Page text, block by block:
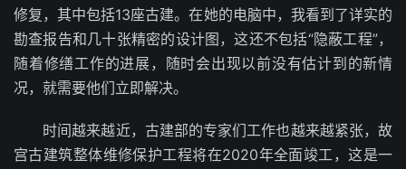
修复，其中包括13座古建。在她的电脑中，我看到了详实的
勘查报告和几十张精密的设计图，这还不包括“隐蔽工程”，
随着修缮工作的进展，随时会出现以前没有估计到的新情
况，就需要他们立即解决。
时间越来越近，古建部的专家们工作也越来越紧张，故
宫古建筑整体维修保护工程将在2020年全面竣工，这是一